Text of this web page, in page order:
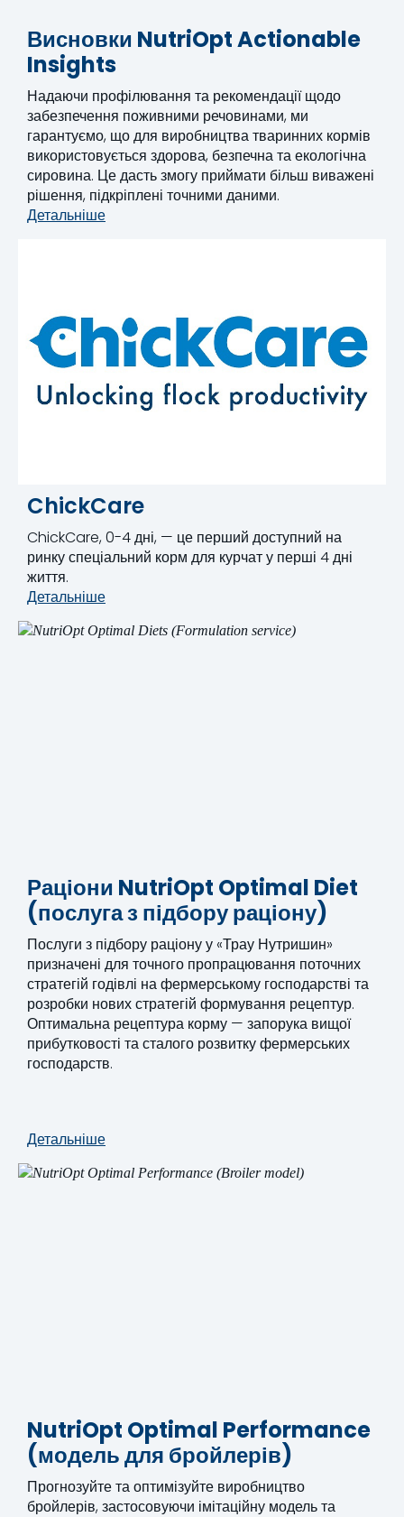
Висновки NutriOpt Actionable
Insights
Надаючи профілювання та рекомендації щодо
забезпечення поживними речовинами, ми
гарантуємо, що для виробництва тваринних кормів
використовується здорова, безпечна та екологічна
сировина. Це дасть змогу приймати більш виважені
рішення, підкріплені точними даними.
Детальніше
ChickCare
ChickCare, 0-4 дні, — це перший доступний на
ринку спеціальний корм для курчат у перші 4 дні
життя.
Детальніше
Раціони NutriOpt Optimal Diet
(послуга з підбору раціону)
Послуги з підбору раціону у «Трау Нутришин»
призначені для точного пропрацювання поточних
стратегій годівлі на фермерському господарстві та
розробки нових стратегій формування рецептур.
Оптимальна рецептура корму — запорука вищої
прибутковості та сталого розвитку фермерських
господарств.
Детальніше
NutriOpt Optimal Performance
(модель для бройлерів)
Прогнозуйте та оптимізуйте виробництво
бройлерів, застосовуючи імітаційну модель та